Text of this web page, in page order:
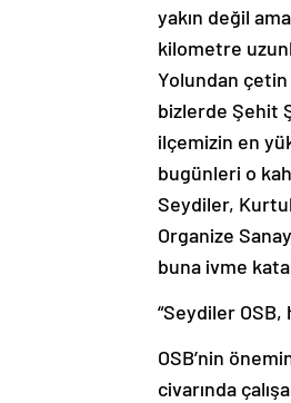
yakın değil
kilometre
Yolundan çetin
bizlerde Şehit
ilçemizin en
bugünleri o
Seydiler,
Organize
buna ivme
“Seydiler
OSB’nin
civarında